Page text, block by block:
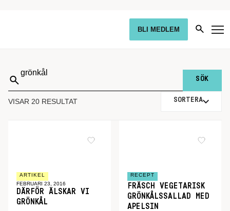
BLI MEDLEM
Sök
på:
VISAR 20 RESULTAT SORTERA
ARTIKEL
FEBRUARI 23, 2016
DÄRFÖR ÄLSKAR VI
GRÖNKÅL
RECEPT
FRÄSCH VEGETARISK
GRÖNKÅLSSALLAD MED
APELSIN